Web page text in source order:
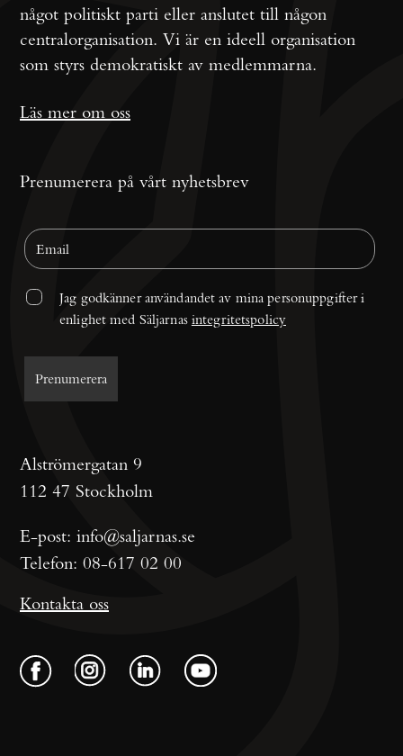
något politiskt parti eller anslutet till någon
centralorganisation. Vi är en ideell organisation
som styrs demokratiskt av medlemmarna.
Läs mer om oss
Prenumerera på vårt nyhetsbrev
Jag godkänner användandet av mina personuppgifter i
enlighet med Säljarnas integritetspolicy
Alströmergatan 9
112 47 Stockholm
E-post: info@saljarnas.se
Telefon: 08-617 02 00
Kontakta oss